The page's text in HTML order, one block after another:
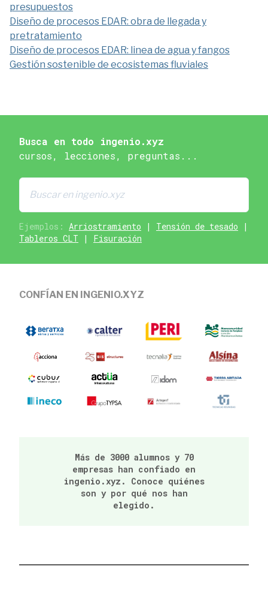
presupuestos
Diseño de procesos EDAR: obra de llegada y
pretratamiento
Diseño de procesos EDAR: linea de agua y fangos
Gestión sostenible de ecosistemas fluviales
Busca en todo ingenio.xyz
cursos, lecciones, preguntas...
Ejemplos: Arriostramiento | Tensión de tesado |
Tableros CLT | Fisuración
CONFÍAN EN INGENIO.XYZ
Más de 3000 alumnos y 70
empresas han confiado en
ingenio.xyz. Conoce quiénes
son y por qué nos han
elegido.